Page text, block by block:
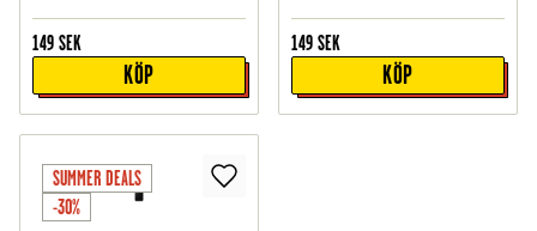
149 SEK
KÖP
149 SEK
KÖP
SUMMER DEALS
-30%